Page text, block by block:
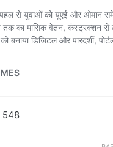
548